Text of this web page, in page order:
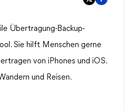
Übertragung-Backup-
Sie hilft Menschen gerne
von iPhones und iOS.
und Reisen.